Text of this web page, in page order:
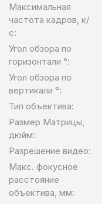
Максимальная
частота кадров, к/
с:
Угол обзора по
горизонтали °:
Угол обзора по
вертикали °:
Тип объектива:
Размер Матрицы,
дюйм:
Разрешение видео:
Макс. фокусное
расстояние
объектива, мм: